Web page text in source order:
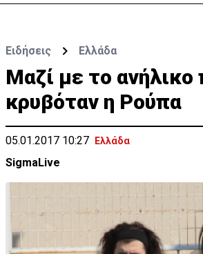
Ειδήσεις Ελλάδα
Μαζί με το ανήλικο
κρυβόταν η Ρούπα
05.01.2017 10:27 Ελλάδα
SigmaLive